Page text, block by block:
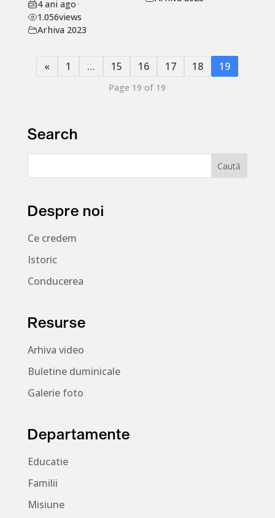
4 ani ago•
1.056views
Arhiva 2023
« 1 … 15 16 17 18 19
Page 19 of 19
Search
Despre noi
Ce credem
Istoric
Conducerea
Resurse
Arhiva video
Buletine duminicale
Galerie foto
Departamente
Educatie
Familii
Misiune